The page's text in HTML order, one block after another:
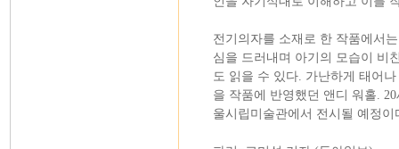
전기의자를 소재로 한 작품에서
심을 드러내며 아기의 모습이 비
도 읽을 수 있다. 가난하게 태어
을 작품에 반영했던 앤디 워홀.
울시립미술관에서 전시될 예정이